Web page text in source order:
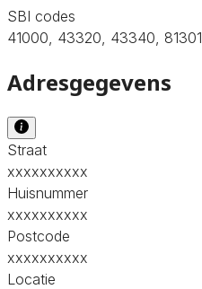
SBI codes
41000, 43320, 43340, 81301
Adresgegevens
Straat
xxxxxxxxxx
Huisnummer
xxxxxxxxxx
Postcode
xxxxxxxxxx
Locatie